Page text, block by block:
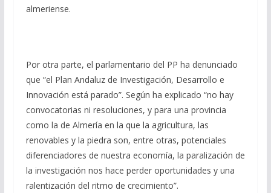
almeriense.
Por otra parte, el parlamentario del PP ha denunciado
que “el Plan Andaluz de Investigación, Desarrollo e
Innovación está parado”. Según ha explicado “no hay
convocatorias ni resoluciones, y para una provincia
como la de Almería en la que la agricultura, las
renovables y la piedra son, entre otras, potenciales
diferenciadores de nuestra economía, la paralización de
la investigación nos hace perder oportunidades y una
ralentización del ritmo de crecimiento”.